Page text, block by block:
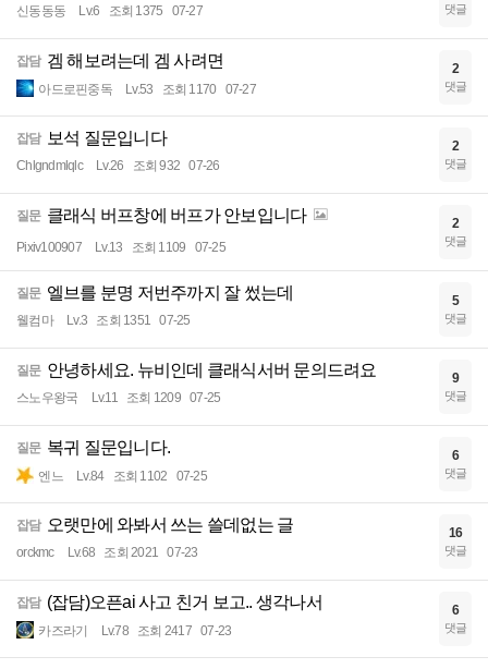
신동동동 Lv.6 조회 1375 07-27 댓글
잡담 겜 해보려는데 겜 사려면
아드로핀중독 Lv.53 조회 1170 07-27
2
댓글
잡담 보석 질문입니다
Chlgndmlqlc Lv.26 조회 932 07-26
2
댓글
질문 클래식 버프창에 버프가 안보입니다
Pixiv100907 Lv.13 조회 1109 07-25
2
댓글
질문 엘브를 분명 저번주까지 잘 썼는데
웰컴마 Lv.3 조회 1351 07-25
5
댓글
질문 안녕하세요. 뉴비인데 클래식서버 문의드려요
스노우왕국 Lv.11 조회 1209 07-25
9
댓글
질문 복귀 질문입니다.
엔느 Lv.84 조회 1102 07-25
6
댓글
잡담 오랫만에 와봐서 쓰는 쓸데없는 글
orckmc Lv.68 조회 2021 07-23
16
댓글
잡담 (잡담)오픈ai 사고 친거 보고.. 생각나서
카즈라기 Lv.78 조회 2417 07-23
6
댓글